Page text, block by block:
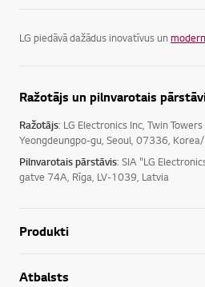
LG piedāvā dažādus inovatīvus unmodernus
Ražotājs un pilnvarotais
Ražotājs: LG Electronics Inc, Twin
Yeongdeungpo-gu, Seoul, 07336,
Pilnvarotais pārstāvis: SIA "LG
gatve 74A, Rīga, LV-1039, Latvia
Produkti
Atbalsts